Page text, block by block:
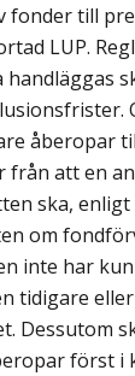
fonder till
LUP.
handläggas
åberopar
från att en
ska,
om
inte har
tidigare
Dessutom
först i